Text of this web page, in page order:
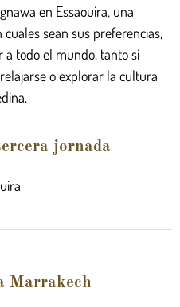
en Essaouira, una
sean sus preferencias,
a todo el mundo, tanto si
o explorar la cultura
jornada
Marrakech